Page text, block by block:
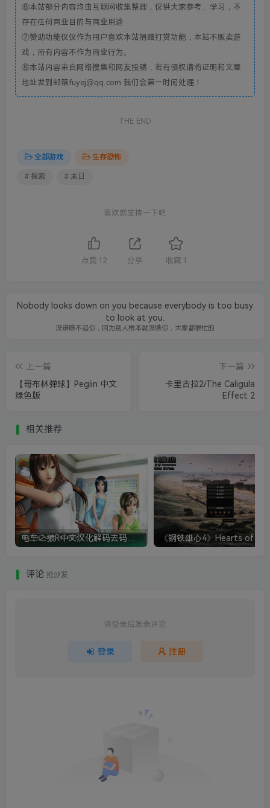
⑥本站部分内容均由互联网收集整理，仅供大家参考、学习，不
存在任何商业目的与商业用途
⑦赞助功能仅仅作为用户喜欢本站捐赠打赏功能，本站不贩卖游
戏，所有内容不作为商业行为。
⑧本站内容来自网络搜集和网友投稿，若有侵权请将证明和文章
地址发到邮箱fuyej@qq.com 我们会第一时间处理！
THE END
全部游戏 生存恐怖
# 探索 # 末日
喜欢就支持一下吧
点赞 12 分享 收藏 1
Nobody looks down on you because everybody is too busy
to look at you.
没谁瞧不起你，因为别人根本就没瞧你，大家都很忙的
上一篇
【哥布林弹球】Peglin 中文
绿色版
下一篇
卡里古拉2/The Caligula
Effect 2
相关推荐
评论 抢沙发
请登录后发表评论
登录 注册